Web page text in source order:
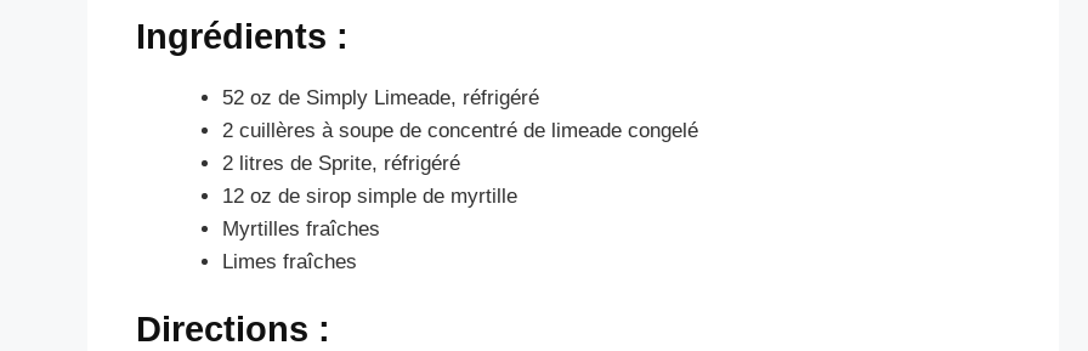
Ingrédients :
52 oz de Simply Limeade, réfrigéré
2 cuillères à soupe de concentré de limeade congelé
2 litres de Sprite, réfrigéré
12 oz de sirop simple de myrtille
Myrtilles fraîches
Limes fraîches
Directions :